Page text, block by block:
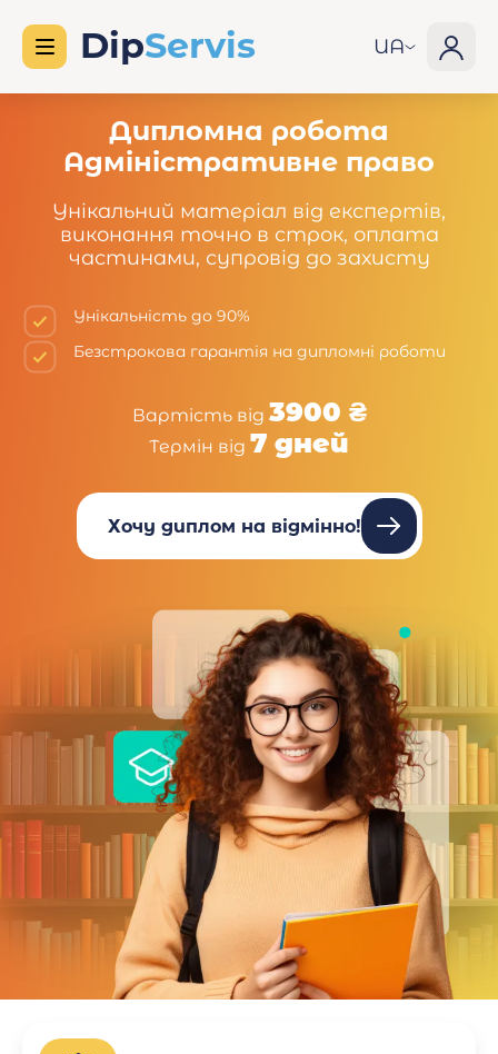
UA
Дипломна робота
Адміністративне право
Унікальний матеріал від експертів,
виконання точно в строк, оплата
частинами, супровід до захисту
Унікальність до 90%
Безстрокова гарантія на дипломні роботи
Вартість від 3900 ₴
Термін від 7 дней
Хочу диплом на відмінно!